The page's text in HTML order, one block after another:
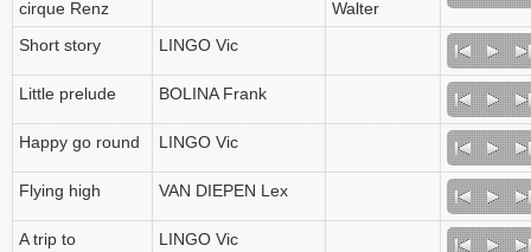
cirque Renz
Walter
Short story
LINGO Vic
Little prelude BOLINA Frank
Happy go round LINGO Vic
Flying high VAN DIEPEN Lex
A trip to
LINGO Vic